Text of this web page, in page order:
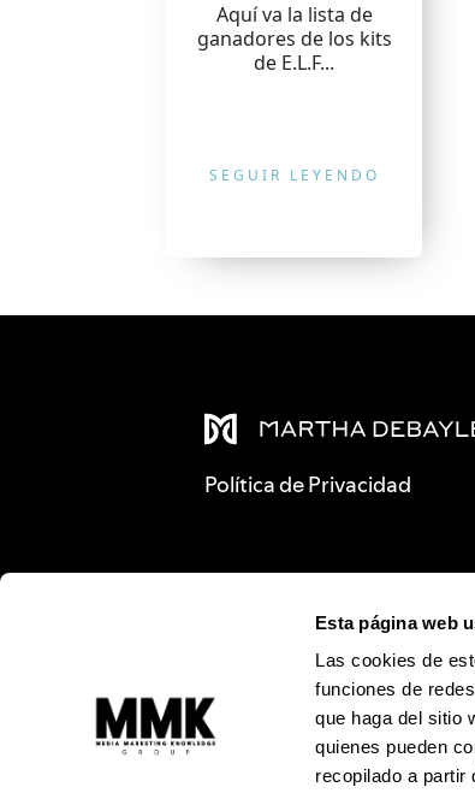
Esta página web
Las cookies de
funciones de
que haga del sitio
quienes pueden
recopilado a partir
Aquí va la lista de
ganadores de los kits
de E.L.F...
SEGUIR LEYENDO
Política de Privacidad